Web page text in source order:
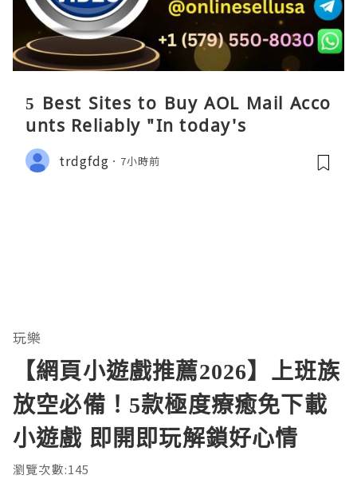
5 Best Sites to Buy AOL Mail Acco
unts Reliably "In today's
trdgfdg 7小時前
玩樂
【網頁小遊戲推薦2026】上班族
放空必備！5款極度療癒免下載
小遊戲 即開即玩解鎖好心情
瀏覽次數:145